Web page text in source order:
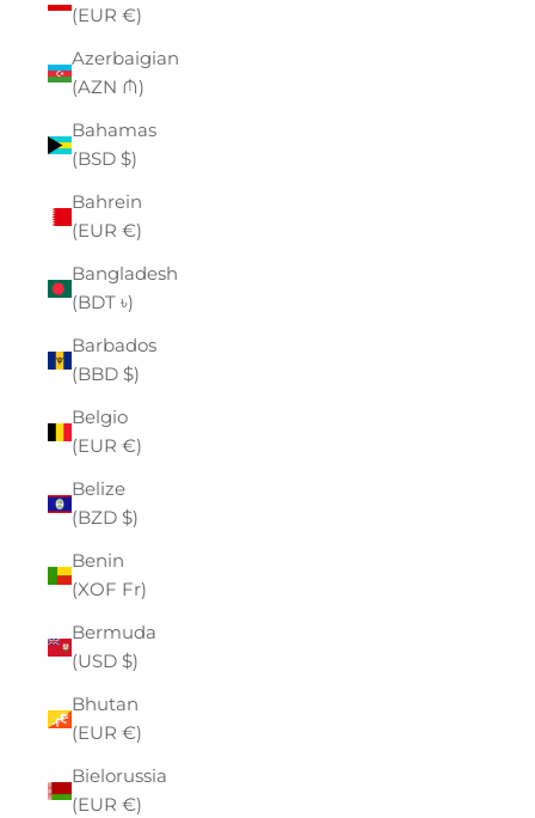
(EUR €)
Azerbaigian
(AZN ₼)
Bahamas
(BSD $)
Bahrein
(EUR €)
Bangladesh
(BDT ৳)
Barbados
(BBD $)
Belgio
(EUR €)
Belize
(BZD $)
Benin
(XOF Fr)
Bermuda
(USD $)
Bhutan
(EUR €)
Bielorussia
(EUR €)